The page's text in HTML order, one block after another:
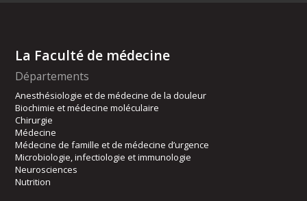
La Faculté de médecine
Départements
Anesthésiologie et de médecine de la douleur
Biochimie et médecine moléculaire
Chirurgie
Médecine
Médecine de famille et de médecine d’urgence
Microbiologie, infectiologie et immunologie
Neurosciences
Nutrition